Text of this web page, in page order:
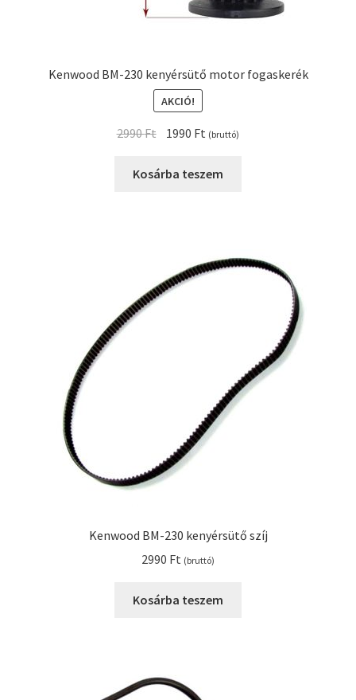
Kenwood BM-230 kenyérsütő motor fogaskerék
AKCIÓ!
2990Ft Original
was:
1990 Ft Current
is:
(bruttó)
Kosárba teszem
Kenwood BM-230 kenyérsütő szíj
2990 Ft (bruttó)
Kosárba teszem